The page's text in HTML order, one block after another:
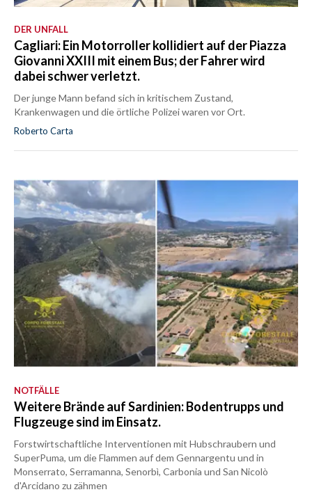
DER UNFALL
Cagliari: Ein Motorroller kollidiert auf der Piazza
Giovanni XXIII mit einem Bus; der Fahrer wird
dabei schwer verletzt.
Der junge Mann befand sich in kritischem Zustand,
Krankenwagen und die örtliche Polizei waren vor Ort.
Roberto Carta
NOTFÄLLE
Weitere Brände auf Sardinien: Bodentrupps und
Flugzeuge sind im Einsatz.
Forstwirtschaftliche Interventionen mit Hubschraubern und
SuperPuma, um die Flammen auf dem Gennargentu und in
Monserrato, Serramanna, Senorbì, Carbonia und San Nicolò
d'Arcidano zu zähmen